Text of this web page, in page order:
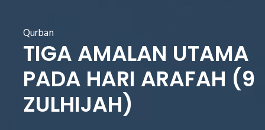
Qurban
TIGA AMALAN UTAMA
PADA HARI ARAFAH (9
ZULHIJAH)